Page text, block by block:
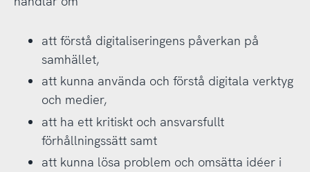
att förstå digitaliseringens påverkan på
samhället,
att kunna använda och förstå digitala verktyg
och medier,
att ha ett kritiskt och ansvarsfullt
förhållningssätt samt
att kunna lösa problem och omsätta idéer i